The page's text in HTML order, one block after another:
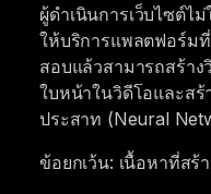
ผู้ดำเนินการเว็บไซต์ไ
ให้บริการแพลตฟอร์ม
สอบแล้วสามารถสร้า
ใบหน้าในวิดีโอและสร้
ประสาท (Neural
ข้อยกเว้น: เนื้อหาที่สร้